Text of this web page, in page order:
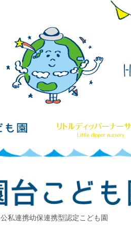
​公私連携幼保連携型認定こども園